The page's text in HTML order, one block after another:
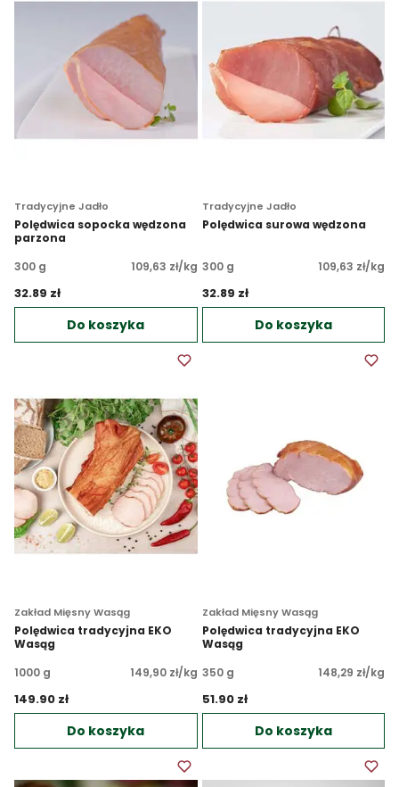
Tradycyjne Jadło
Polędwica sopocka wędzona
parzona
300 g
109,63 zł/kg
32.89 zł
Do koszyka
Tradycyjne Jadło
Polędwica surowa wędzona
300 g 109,63 zł/kg
32.89 zł
Do koszyka
Zakład Mięsny Wasąg
Polędwica tradycyjna EKO
Wasąg
1000 g
149,90 zł/kg
149.90 zł
Do koszyka
Zakład Mięsny Wasąg
Polędwica tradycyjna EKO
Wasąg
350 g
148,29 zł/kg
51.90 zł
Do koszyka